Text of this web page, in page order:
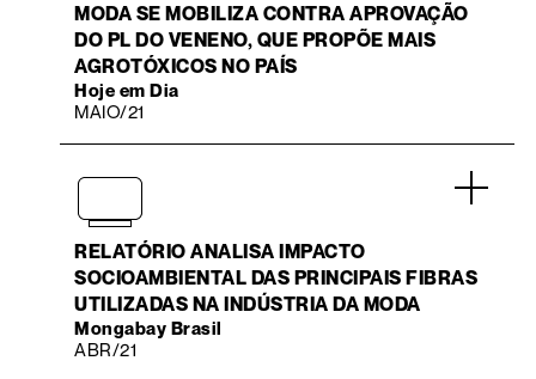
MODA SE MOBILIZA CONTRA APROVAÇÃO
DO PL DO VENENO, QUE PROPÕE MAIS
AGROTÓXICOS NO PAÍS
Hoje em Dia
MAIO/21
RELATÓRIO ANALISA IMPACTO
SOCIOAMBIENTAL DAS PRINCIPAIS FIBRAS
UTILIZADAS NA INDÚSTRIA DA MODA
Mongabay Brasil
ABR/21
.